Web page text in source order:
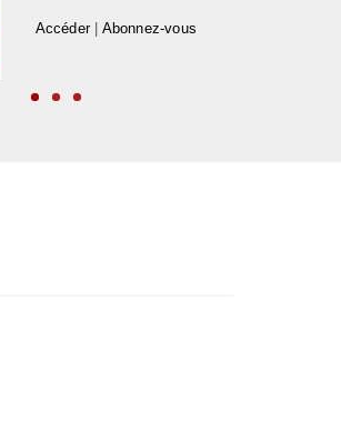
Accéder| Abonnez-vous